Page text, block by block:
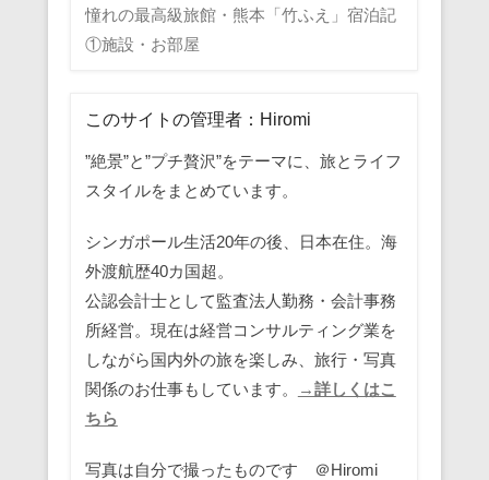
憧れの最高級旅館・熊本「竹ふえ」宿泊記
①施設・お部屋
このサイトの管理者：Hiromi
”絶景”と”プチ贅沢”をテーマに、旅とライフ
スタイルをまとめています。
シンガポール生活20年の後、日本在住。海
外渡航歴40カ国超。
公認会計士として監査法人勤務・会計事務
所経営。現在は経営コンサルティング業を
しながら国内外の旅を楽しみ、旅行・写真
関係のお仕事もしています。
→詳しくはこ
ちら
写真は自分で撮ったものです ＠Hiromi